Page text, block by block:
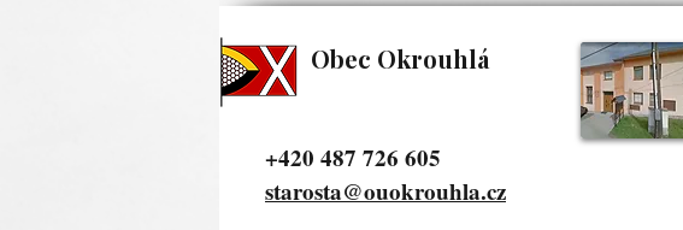
Obec Okrouhlá
+420 487 726 605
starosta@ouokrouhla.cz